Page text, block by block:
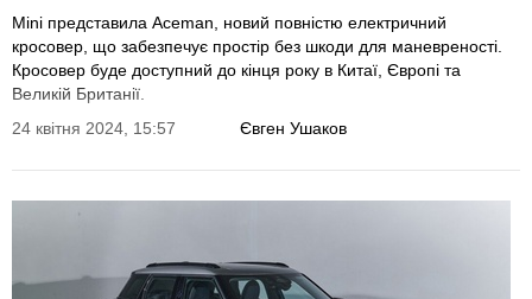
Mini представила Aceman, новий повністю електричний
кросовер, що забезпечує простір без шкоди для маневреності.
Кросовер буде доступний до кінця року в Китаї, Європі та
Великій Британії.
Євген Ушаков
24 квітня 2024, 15:57